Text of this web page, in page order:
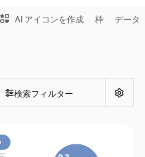
AI アイコンを作成 枠 データ
検索フィルター